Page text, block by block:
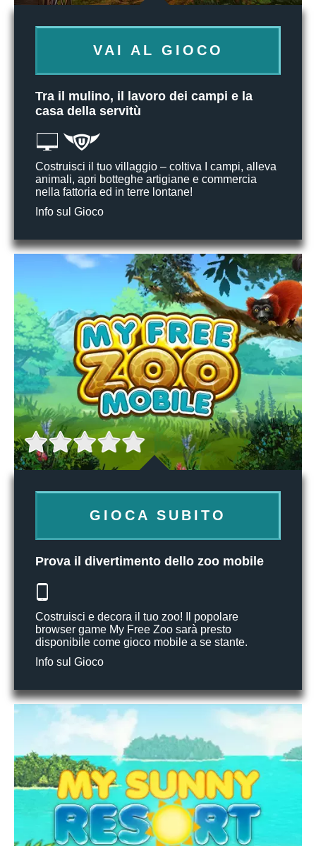
VAI AL GIOCO
Tra il mulino, il lavoro dei campi e la
casa della servitù
Costruisci il tuo villaggio – coltiva I campi, alleva
animali, apri botteghe artigiane e commercia
nella fattoria ed in terre lontane!
Info sul Gioco
GIOCA SUBITO
Prova il divertimento dello zoo mobile
Costruisci e decora il tuo zoo! Il popolare
browser game My Free Zoo sarà presto
disponibile come gioco mobile a se stante.
Info sul Gioco